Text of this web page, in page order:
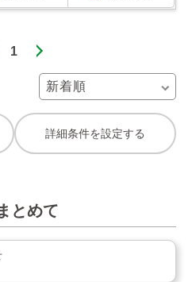
1
詳細条件を設定する
とめて